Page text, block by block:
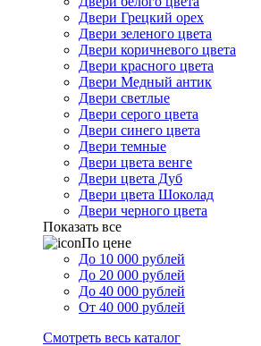
Двери Грецкий орех
Двери зеленого цвета
Двери коричневого цвета
Двери красного цвета
Двери Медный антик
Двери светлые
Двери серого цвета
Двери синего цвета
Двери темные
Двери цвета венге
Двери цвета Дуб
Двери цвета Шоколад
Двери черного цвета
Показать все
По цене
До 10 000 рублей
До 20 000 рублей
До 40 000 рублей
От 40 000 рублей
Смотреть весь каталог